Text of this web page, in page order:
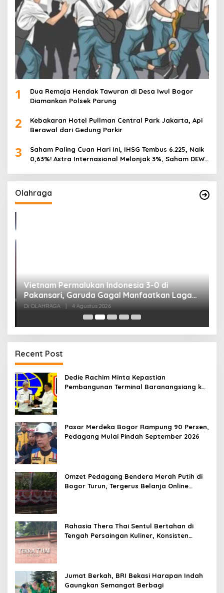
1
Dua Remaja Hendak Tawuran di Desa Iwul Bogor
Diamankan Polsek Parung
2
Kebakaran Hotel Pullman Central Park Jakarta, Api
Berawal dari Gedung Parkir
3
Saham Paling Cuan Hari Ini, IHSG Tembus 6.225, Naik
0,63%! Astra Internasional Melonjak 3%, Saham DEWA
Olahraga
Vietnam Permalukan Indonesia 3-0 di
Pakansari, Garuda Gagal Manfaatkan Laga
Kandang
Di OLAHRAGA 4 Agustus 2026
Recent Post
Dedie Rachim Minta Kepastian
Pembangunan Terminal Baranangsiang ke
Pasar Merdeka Bogor Rampung 90 Persen,
Pedagang Mulai Pindah September 2026
Omzet Pedagang Bendera Merah Putih di
Bogor Turun, Tergerus Belanja Online
Rahasia Thera Thai Sentul Bertahan di
Tengah Persaingan Kuliner, Konsisten
Jumat Berkah, BRI Bekasi Harapan Indah
Gaungkan Semangat Berbagi